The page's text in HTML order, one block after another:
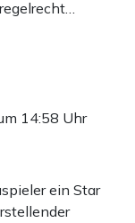
14:58 Uhr
ein Star